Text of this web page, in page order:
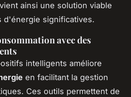
ainsi une solution viable
d'énergie significatives.
avec des
intelligents améliore
en facilitant la gestion
Ces outils permettent de